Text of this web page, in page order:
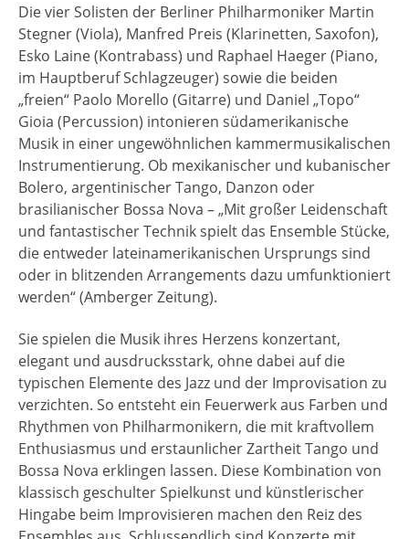
Die vier Solisten der Berliner Philharmoniker Martin
Stegner (Viola), Manfred Preis (Klarinetten, Saxofon),
Esko Laine (Kontrabass) und Raphael Haeger (Piano,
im Hauptberuf Schlagzeuger) sowie die beiden
„freien“ Paolo Morello (Gitarre) und Daniel „Topo“
Gioia (Percussion) intonieren südamerikanische
Musik in einer ungewöhnlichen kammermusikalischen
Instrumentierung. Ob mexikanischer und kubanischer
Bolero, argentinischer Tango, Danzon oder
brasilianischer Bossa Nova – „Mit großer Leidenschaft
und fantastischer Technik spielt das Ensemble Stücke,
die entweder lateinamerikanischen Ursprungs sind
oder in blitzenden Arrangements dazu umfunktioniert
werden“ (Amberger Zeitung).
Sie spielen die Musik ihres Herzens konzertant,
elegant und ausdrucksstark, ohne dabei auf die
typischen Elemente des Jazz und der Improvisation zu
verzichten. So entsteht ein Feuerwerk aus Farben und
Rhythmen von Philharmonikern, die mit kraftvollem
Enthusiasmus und erstaunlicher Zartheit Tango und
Bossa Nova erklingen lassen. Diese Kombination von
klassisch geschulter Spielkunst und künstlerischer
Hingabe beim Improvisieren machen den Reiz des